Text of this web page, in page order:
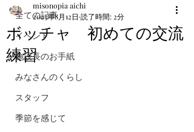
全ての記事
イベント
施設長のお手紙
みなさんのくらし
スタッフ
季節を感じて
ボッチャ 初めての交流
練習
misonopia aichi
2023年8月12日 読了時間: 2分